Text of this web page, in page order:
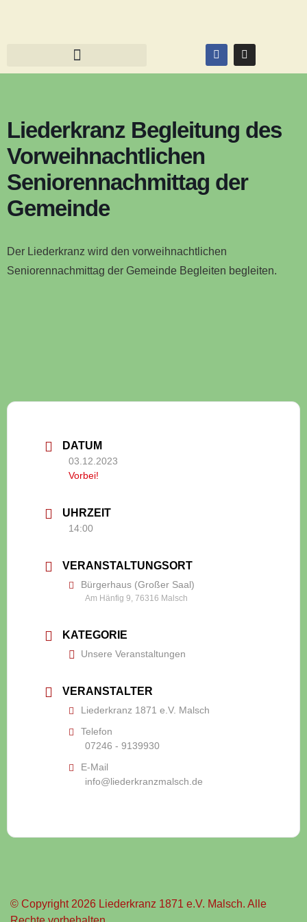
Liederkranz Begleitung des
Vorweihnachtlichen
Seniorennachmittag der
Gemeinde
Der Liederkranz wird den vorweihnachtlichen
Seniorennachmittag der Gemeinde Begleiten begleiten.
DATUM
03.12.2023
Vorbei!
UHRZEIT
14:00
VERANSTALTUNGSORT
Bürgerhaus (Großer Saal)
Am Hänfig 9, 76316 Malsch
KATEGORIE
Unsere Veranstaltungen
VERANSTALTER
Liederkranz 1871 e.V. Malsch
Telefon
07246 - 9139930
E-Mail
info@liederkranzmalsch.de
© Copyright 2026 Liederkranz 1871 e.V. Malsch. Alle